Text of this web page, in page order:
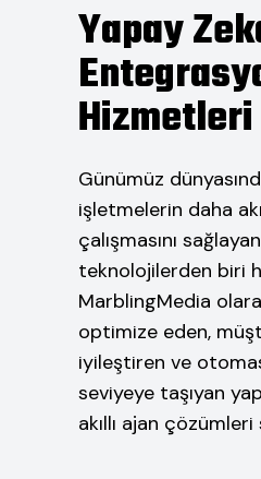
Yapay
Hizmetleri
Günümüz
işletmelerin daha
çalışmasını
teknolojilerden biri
MarblingMedia
optimize eden,
iyileştiren ve
seviyeye taşıyan
akıllı ajan